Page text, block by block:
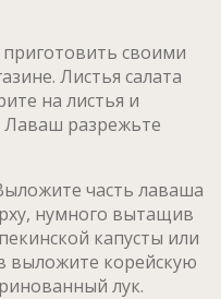
своими
Листья салата
на листья и
разрежьте
часть лаваша
нумного вытащив
капусты или
выложите корейскую
лук.